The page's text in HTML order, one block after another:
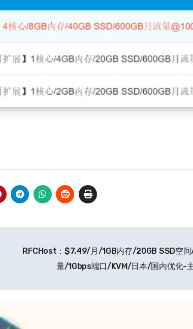
RFCHost：$7.49/月/1GB内存/20GB SSD空
量/1Gbps端口/KVM/日本/国内优化-